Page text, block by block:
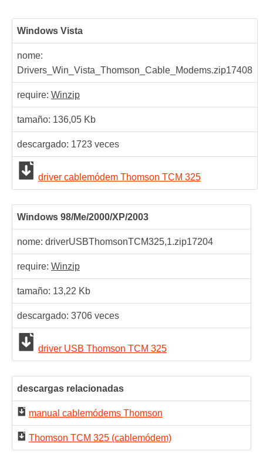
Windows Vista
nome:
Drivers_Win_Vista_Thomson_Cable_Modems.zip17408
require: Winzip
tamaño: 136,05 Kb
descargado: 1723 veces
driver cablemódem Thomson TCM 325
Windows 98/Me/2000/XP/2003
nome: driverUSBThomsonTCM325,1.zip17204
require: Winzip
tamaño: 13,22 Kb
descargado: 3706 veces
driver USB Thomson TCM 325
descargas relacionadas
manual cablemódems Thomson
Thomson TCM 325 (cablemódem)